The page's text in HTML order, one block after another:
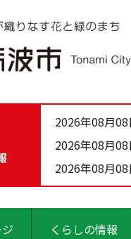
2026年08月08
2026年08月08
2026年08月08
くらしの情報